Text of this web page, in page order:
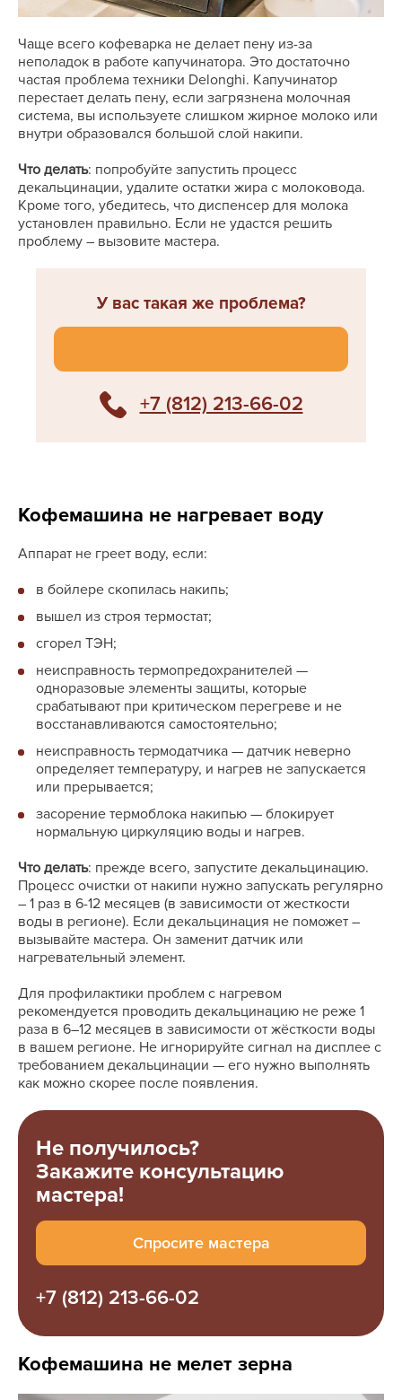
Чаще всего кофеварка не делает пену из-за
неполадок в работе капучинатора. Это достаточно
частая проблема техники Delonghi. Капучинатор
перестает делать пену, если загрязнена молочная
система, вы используете слишком жирное молоко или
внутри образовался большой слой накипи.
Что делать: попробуйте запустить процесс
декальцинации, удалите остатки жира с молоковода.
Кроме того, убедитесь, что диспенсер для молока
установлен правильно. Если не удастся решить
проблему ― вызовите мастера.
У вас такая же проблема?
+7 (812) 213-66-02
Кофемашина не нагревает воду
Аппарат не греет воду, если:
в бойлере скопилась накипь;
вышел из строя термостат;
сгорел ТЭН;
неисправность термопредохранителей —
одноразовые элементы защиты, которые
срабатывают при критическом перегреве и не
восстанавливаются самостоятельно;
неисправность термодатчика — датчик неверно
определяет температуру, и нагрев не запускается
или прерывается;
засорение термоблока накипью — блокирует
нормальную циркуляцию воды и нагрев.
Что делать: прежде всего, запустите декальцинацию.
Процесс очистки от накипи нужно запускать регулярно
― 1 раз в 6-12 месяцев (в зависимости от жесткости
воды в регионе). Если декальцинация не поможет ―
вызывайте мастера. Он заменит датчик или
нагревательный элемент.
Для профилактики проблем с нагревом
рекомендуется проводить декальцинацию не реже 1
раза в 6–12 месяцев в зависимости от жёсткости воды
в вашем регионе. Не игнорируйте сигнал на дисплее с
требованием декальцинации — его нужно выполнять
как можно скорее после появления.
Не получилось?
Закажите консультацию
мастера!
Спросите мастера
+7 (812) 213-66-02
Кофемашина не мелет зерна